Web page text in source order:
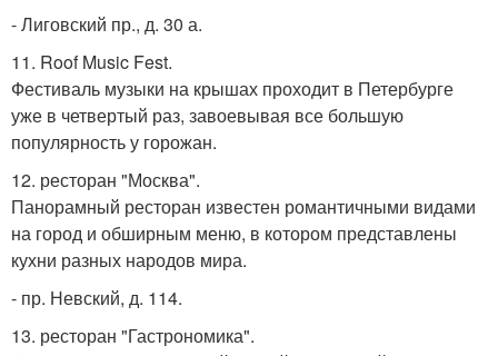
- Лиговский пр., д. 30 а.
11. Roof Music Fest.
Фестиваль музыки на крышах проходит в Петербурге
уже в четвертый раз, завоевывая все большую
популярность у горожан.
12. ресторан "Москва".
Панорамный ресторан известен романтичными видами
на город и обширным меню, в котором представлены
кухни разных народов мира.
- пр. Невский, д. 114.
13. ресторан "Гастрономика".